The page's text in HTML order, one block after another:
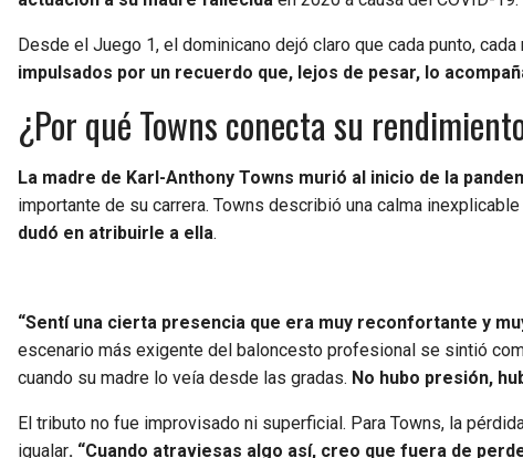
Desde el Juego 1, el dominicano dejó claro que cada punto,
impulsados por un recuerdo que, lejos de pesar, lo
¿Por qué Towns conecta su
La madre de Karl-Anthony Towns murió al inicio de la
importante de su carrera. Towns describió una calma
dudó en atribuirle a ella.
“Sentí una cierta presencia que era muy reconfortante y
escenario más exigente del baloncesto profesional se sintió
cuando su madre lo veía desde las gradas. No hubo presión,
El tributo no fue improvisado ni superficial. Para Towns, la
igualar. “Cuando atraviesas algo así, creo que fuera de